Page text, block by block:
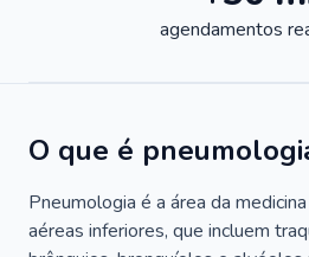
agendamentos
O que é
Pneumologia é a área da
aéreas inferiores, que incluem